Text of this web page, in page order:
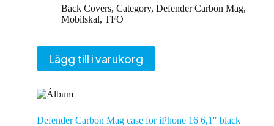
Back Covers, Category, Defender Carbon Mag,
Mobilskal, TFO
Lägg till i varukorg
Defender Carbon Mag case for iPhone 16 6,1″ black